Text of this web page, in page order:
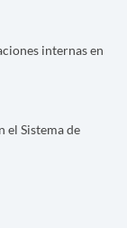
internas en
el Sistema de